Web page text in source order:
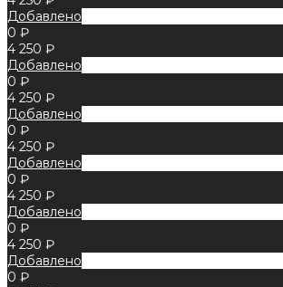
Добавлено
0 ₽
4 250 ₽
Добавлено
0 ₽
4 250 ₽
Добавлено
0 ₽
4 250 ₽
Добавлено
0 ₽
4 250 ₽
Добавлено
0 ₽
4 250 ₽
Добавлено
0 ₽